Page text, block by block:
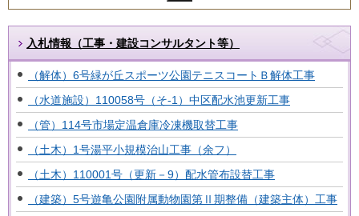
入札情報（工事・建設コンサルタント等）
（解体）6号緑が丘スポーツ公園テニスコートＢ解体工事
（水道施設）110058号（そ-1）中区配水池更新工事
（管）114号市場定温倉庫冷凍機取替工事
（土木）1号湯平小規模治山工事（余フ）
（土木）110001号（更新－9）配水管布設替工事
（建築）5号遊亀公園附属動物園第Ⅱ期整備（建築主体）工事